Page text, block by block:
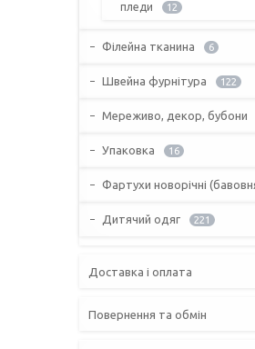
пледи
12
Філейна тканина 6
Швейна фурнітура 122
Мереживо, декор, бубони
Упаковка 16
Фартухи новорічні
Дитячий одяг 221
Доставка і оплата
Повернення та обмін